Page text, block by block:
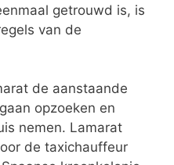
getrouwd is, is
van de
de aanstaande
opzoeken en
nemen. Lamarat
de taxichauffeur